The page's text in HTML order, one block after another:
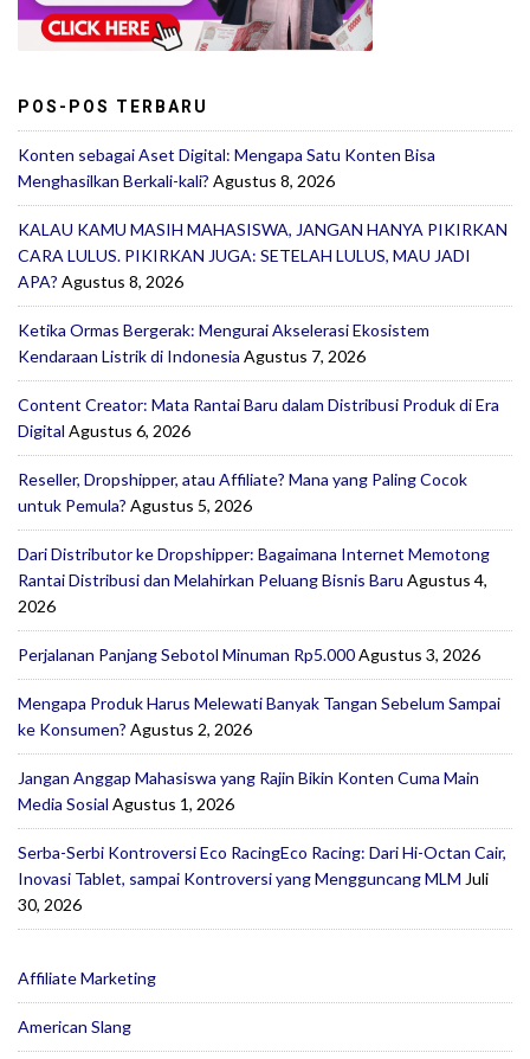
POS-POS TERBARU
Konten sebagai Aset Digital: Mengapa Satu Konten Bisa
Menghasilkan Berkali-kali? Agustus 8, 2026
KALAU KAMU MASIH MAHASISWA, JANGAN HANYA PIKIRKAN
CARA LULUS. PIKIRKAN JUGA: SETELAH LULUS, MAU JADI
APA? Agustus 8, 2026
Ketika Ormas Bergerak: Mengurai Akselerasi Ekosistem
Kendaraan Listrik di Indonesia Agustus 7, 2026
Content Creator: Mata Rantai Baru dalam Distribusi Produk di Era
Digital Agustus 6, 2026
Reseller, Dropshipper, atau Affiliate? Mana yang Paling Cocok
untuk Pemula? Agustus 5, 2026
Dari Distributor ke Dropshipper: Bagaimana Internet Memotong
Rantai Distribusi dan Melahirkan Peluang Bisnis Baru Agustus 4,
2026
Perjalanan Panjang Sebotol Minuman Rp5.000Agustus 3, 2026
Mengapa Produk Harus Melewati Banyak Tangan Sebelum Sampai
ke Konsumen? Agustus 2, 2026
Jangan Anggap Mahasiswa yang Rajin Bikin Konten Cuma Main
Media Sosial Agustus 1, 2026
Serba-Serbi Kontroversi Eco RacingEco Racing: Dari Hi-Octan Cair,
Inovasi Tablet, sampai Kontroversi yang Mengguncang MLM Juli
30, 2026
Affiliate Marketing
American Slang